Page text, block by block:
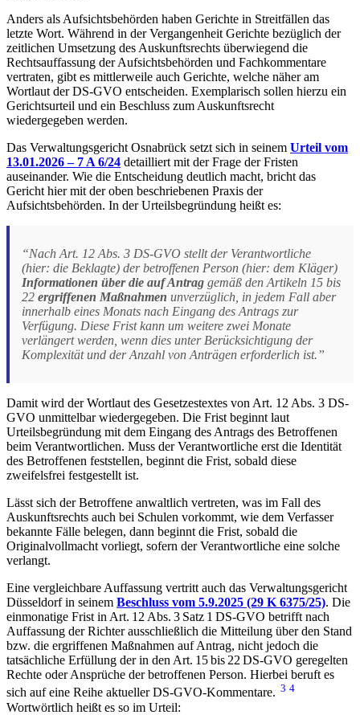
Anders als Aufsichtsbehörden haben Gerichte in Streitfällen das
letzte Wort. Während in der Vergangenheit Gerichte bezüglich der
zeitlichen Umsetzung des Auskunftsrechts überwiegend die
Rechtsauffassung der Aufsichtsbehörden und Fachkommentare
vertraten, gibt es mittlerweile auch Gerichte, welche näher am
Wortlaut der DS-GVO entscheiden. Exemplarisch sollen hierzu ein
Gerichtsurteil und ein Beschluss zum Auskunftsrecht
wiedergegeben werden.
Das Verwaltungsgericht Osnabrück setzt sich in seinem Urteil vom
13.01.2026 – 7 A 6/24 detailliert mit der Frage der Fristen
auseinander. Wie die Entscheidung deutlich macht, bricht das
Gericht hier mit der oben beschriebenen Praxis der
Aufsichtsbehörden. In der Urteilsbegründung heißt es:
“Nach Art. 12 Abs. 3 DS-GVO stellt der Verantwortliche
(hier: die Beklagte) der betroffenen Person (hier: dem Kläger)
Informationen über die auf Antrag gemäß den Artikeln 15 bis
22 ergriffenen Maßnahmen unverzüglich, in jedem Fall aber
innerhalb eines Monats nach Eingang des Antrags zur
Verfügung. Diese Frist kann um weitere zwei Monate
verlängert werden, wenn dies unter Berücksichtigung der
Komplexität und der Anzahl von Anträgen erforderlich ist.”
Damit wird der Wortlaut des Gesetzestextes von Art. 12 Abs. 3 DS-
GVO unmittelbar wiedergegeben. Die Frist beginnt laut
Urteilsbegründung mit dem Eingang des Antrags des Betroffenen
beim Verantwortlichen. Muss der Verantwortliche erst die Identität
des Betroffenen feststellen, beginnt die Frist, sobald diese
zweifelsfrei festgestellt ist.
Lässt sich der Betroffene anwaltlich vertreten, was im Fall des
Auskunftsrechts auch bei Schulen vorkommt, wie dem Verfasser
bekannte Fälle belegen, dann beginnt die Frist, sobald die
Originalvollmacht vorliegt, sofern der Verantwortliche eine solche
verlangt.
Eine vergleichbare Auffassung vertritt auch das Verwaltungsgericht
Düsseldorf in seinem Beschluss vom 5.9.2025 (29 K 6375/25). Die
einmonatige Frist in Art. 12 Abs. 3 Satz 1 DS‑GVO betrifft nach
Auffassung der Richter ausschließlich die Mitteilung über den Stand
bzw. die ergriffenen Maßnahmen auf Antrag, nicht jedoch die
tatsächliche Erfüllung der in den Art. 15 bis 22 DS‑GVO geregelten
Rechte oder Ansprüche der betroffenen Person. Hierbei beruft es
sich auf eine Reihe aktueller DS-GVO-Kommentare. 3 4
Wortwörtlich heißt es so im Urteil: